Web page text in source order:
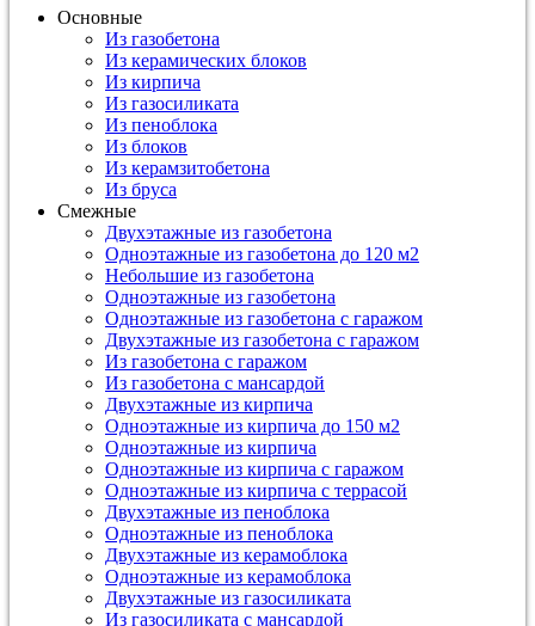
Основные
Из газобетона
Из керамических блоков
Из кирпича
Из газосиликата
Из пеноблока
Из блоков
Из керамзитобетона
Из бруса
Смежные
Двухэтажные из газобетона
Одноэтажные из газобетона до 120 м2
Небольшие из газобетона
Одноэтажные из газобетона
Одноэтажные из газобетона с гаражом
Двухэтажные из газобетона с гаражом
Из газобетона с гаражом
Из газобетона с мансардой
Двухэтажные из кирпича
Одноэтажные из кирпича до 150 м2
Одноэтажные из кирпича
Одноэтажные из кирпича с гаражом
Одноэтажные из кирпича с террасой
Двухэтажные из пеноблока
Одноэтажные из пеноблока
Двухэтажные из керамоблока
Одноэтажные из керамоблока
Двухэтажные из газосиликата
Из газосиликата с мансардой